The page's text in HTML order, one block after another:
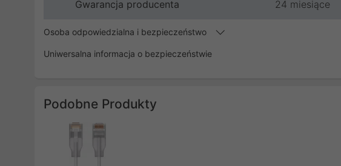
Gwarancja producenta 24 miesiące
Osoba odpowiedzialna i bezpieczeństwo
Uniwersalna informacja o bezpieczeństwie
Podobne Produkty